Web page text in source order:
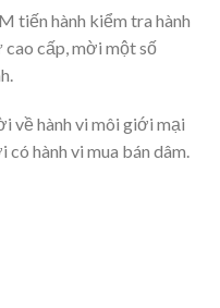
tiến hành kiểm tra hành
cao cấp, mời một số
về hành vi môi giới mại
hành vi mua bán dâm.